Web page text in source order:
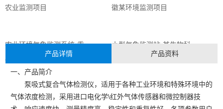
农业监测项目
徽某环境监测项目
农业环境气象监测系统-重
庆某农林项目
小型气象监测站-某生物科
产品详情 产品资料
一、产品简介
泵吸式复合气体检测仪，适用于各种工业环境和特殊环境中的
气体浓度检测，采用进口电化学\红外气体传感器和微控制器技